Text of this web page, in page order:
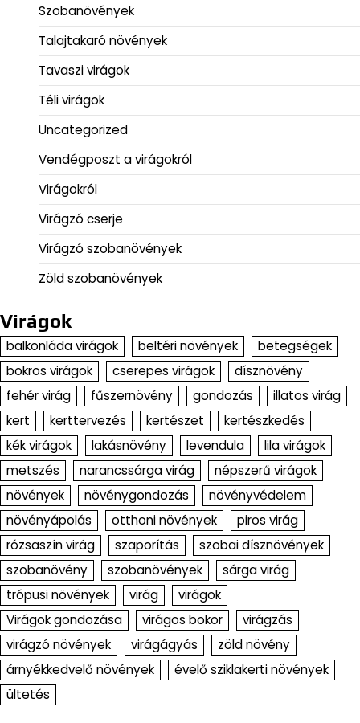
Szobanövények
Talajtakaró növények
Tavaszi virágok
Téli virágok
Uncategorized
Vendégposzt a virágokról
Virágokról
Virágzó cserje
Virágzó szobanövények
Zöld szobanövények
Virágok
balkonláda virágok beltéri növények
betegségek
bokros virágok
cserepes virágok
dísznövény
fehér virág
fűszernövény gondozás
illatos virág
kert
kerttervezés kertészet
kertészkedés
kék virágok
lakásnövény levendula
lila virágok
metszés
narancssárga virág
népszerű virágok
növények
növénygondozás
növényvédelem
növényápolás
otthoni növények
piros virág
rózsaszín virág
szaporítás
szobai dísznövények
szobanövény
szobanövények
sárga virág
trópusi növények
virág
virágok
Virágok gondozása
virágos bokor
virágzás
virágzó növények
virágágyás
zöld növény
árnyékkedvelő növények
évelő sziklakerti növények
ültetés